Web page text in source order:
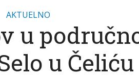
AKTUELNO
u
u Čeliću